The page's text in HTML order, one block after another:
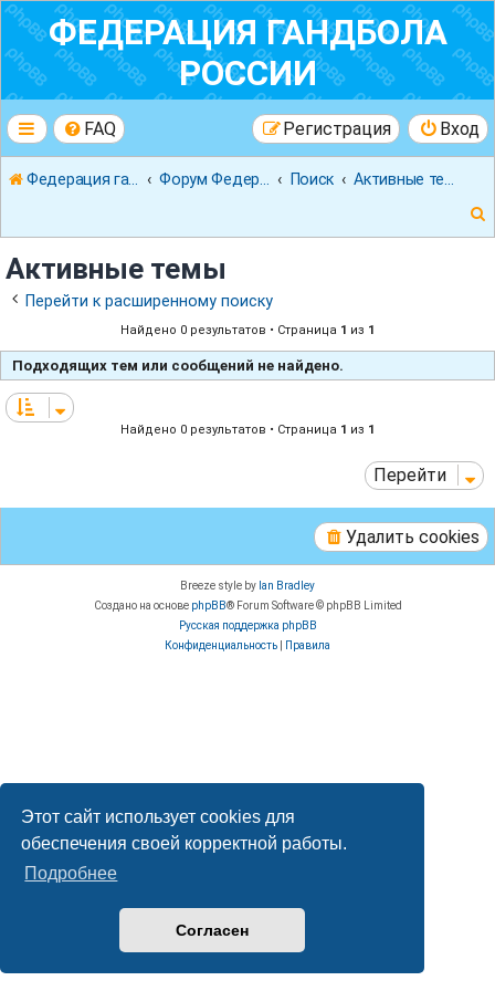
Этот сайт использует cookies для
обеспечения своей корректной работы.
Подробнее
Согласен
ФЕДЕРАЦИЯ ГАНДБОЛА
РОССИИ
FAQ Вход
Регистрация
Федерация гандбола России Поиск
к
Активные темы
Перейти к расширенному поиску
Найдено 0 результатов • Страница 1 из 1
Подходящих тем или сообщений не найдено.
Найдено 0 результатов • Страница 1 из 1
Перейти
Удалить cookies
Breeze style by Ian Bradley
Создано на основе phpBB® Forum Software © phpBB Limited
Русская поддержка phpBB
Конфиденциальность
Правила